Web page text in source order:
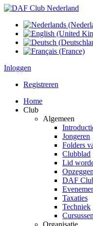
Inloggen
Registreren
Home
Club
Algemeen
Jongeren
Folders
Clubblad
Lid
DAF
Taxaties
Techniek
Cursussen
Organisatie